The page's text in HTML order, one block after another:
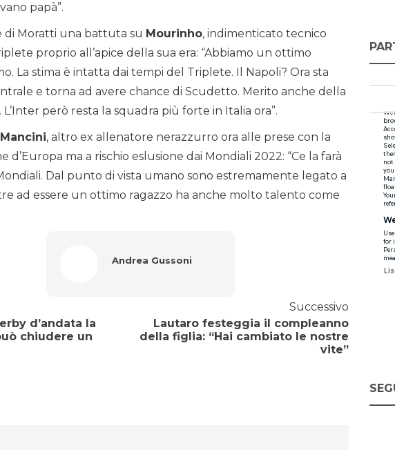
papà”.
di Moratti una battuta su Mourinho, indimenticato tecnico
proprio all’apice della sua era: “Abbiamo un ottimo
La stima è intatta dai tempi del Triplete. Il Napoli? Ora sta
e torna ad avere chance di Scudetto. Merito anche della
però resta la squadra più forte in Italia ora”.
, altro ex allenatore nerazzurro ora alle prese con la
d’Europa ma a rischio eslusione dai Mondiali 2022: “Ce la farà
Dal punto di vista umano sono estremamente legato a
ad essere un ottimo ragazzo ha anche molto talento come
Andrea Gussoni
d’andata la
chiudere un
Successivo
Lautaro festeggia il compleanno
della figlia: “Hai cambiato le nostre
vite”